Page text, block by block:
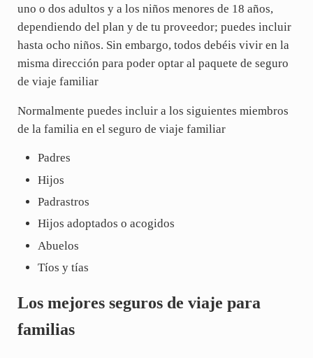
uno o dos adultos y a los niños menores de 18 años,
dependiendo del plan y de tu proveedor; puedes incluir
hasta ocho niños. Sin embargo, todos debéis vivir en la
misma dirección para poder optar al paquete de seguro
de viaje familiar
Normalmente puedes incluir a los siguientes miembros
de la familia en el seguro de viaje familiar
Padres
Hijos
Padrastros
Hijos adoptados o acogidos
Abuelos
Tíos y tías
Los mejores seguros de viaje para
familias